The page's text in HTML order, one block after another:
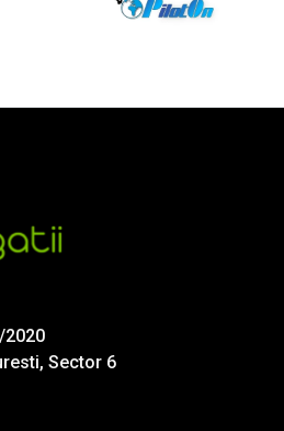
2020
Sector 6